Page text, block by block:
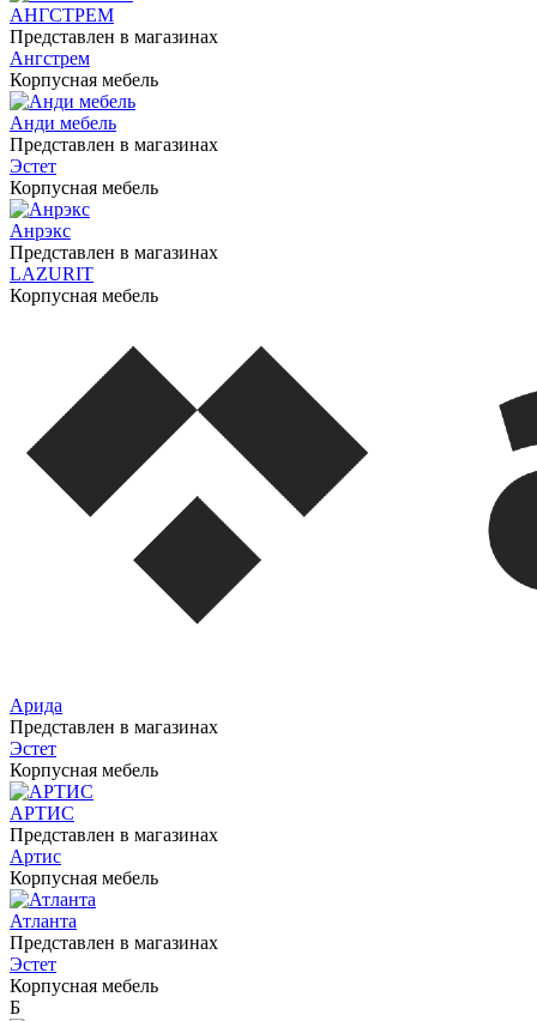
АНГСТРЕМ
Представлен в магазинах
Ангстрем
Корпусная мебель
Анди мебель
Представлен в магазинах
Эстет
Корпусная мебель
Анрэкс
Представлен в магазинах
LAZURIT
Корпусная мебель
Арида
Представлен в магазинах
Эстет
Корпусная мебель
АРТИС
Представлен в магазинах
Артис
Корпусная мебель
Атланта
Представлен в магазинах
Эстет
Корпусная мебель
Б